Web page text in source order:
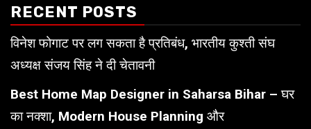
RECENT POSTS
विनेश फोगाट पर लग सकता है प्रतिबंध, भारतीय कुश्ती संघ
अध्यक्ष संजय सिंह ने दी चेतावनी
Best Home Map Designer in Saharsa Bihar – घर
का नक्शा, Modern House Planning और